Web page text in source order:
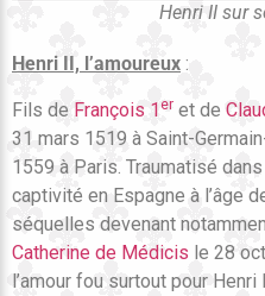
Henri II sur
Henri II, l’amoureux :
Fils de François 1er et de
31 mars 1519 à Saint-
1559 à Paris. Traumatisé
captivité en Espagne à l’âge
séquelles devenant
Catherine de Médicis le 28
l’amour fou surtout pour